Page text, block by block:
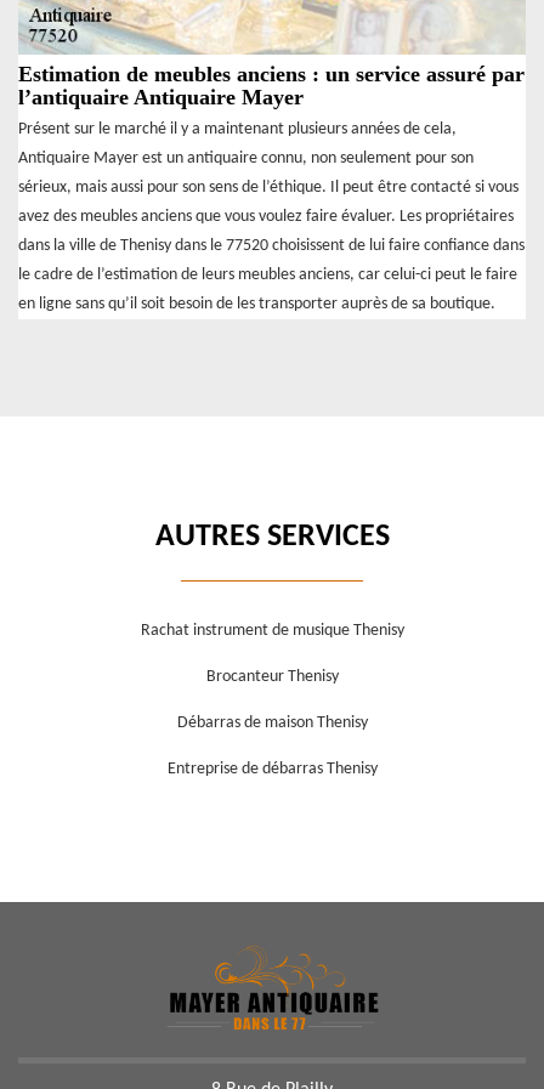
Estimation de meubles anciens : un service assuré par
l’antiquaire Antiquaire Mayer
Présent sur le marché il y a maintenant plusieurs années de cela,
Antiquaire Mayer est un antiquaire connu, non seulement pour son
sérieux, mais aussi pour son sens de l’éthique. Il peut être contacté si vous
avez des meubles anciens que vous voulez faire évaluer. Les propriétaires
dans la ville de Thenisy dans le 77520 choisissent de lui faire confiance dans
le cadre de l’estimation de leurs meubles anciens, car celui-ci peut le faire
en ligne sans qu’il soit besoin de les transporter auprès de sa boutique.
AUTRES SERVICES
Rachat instrument de musique Thenisy
Brocanteur Thenisy
Débarras de maison Thenisy
Entreprise de débarras Thenisy